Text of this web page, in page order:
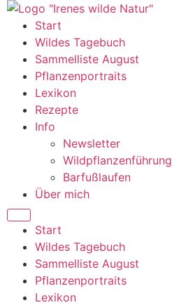
Zum
Inhalt
wechseln
Start
Wildes Tagebuch
Sammelliste August
Pflanzenportraits
Lexikon
Rezepte
Info
Newsletter
Wildpflanzenführung
Barfußlaufen
Über mich
Start
Wildes Tagebuch
Sammelliste August
Pflanzenportraits
Lexikon